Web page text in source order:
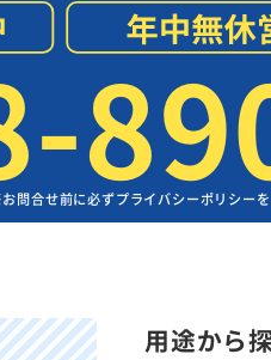
問合せ前に必ずプライバシーポリシーを
用途から